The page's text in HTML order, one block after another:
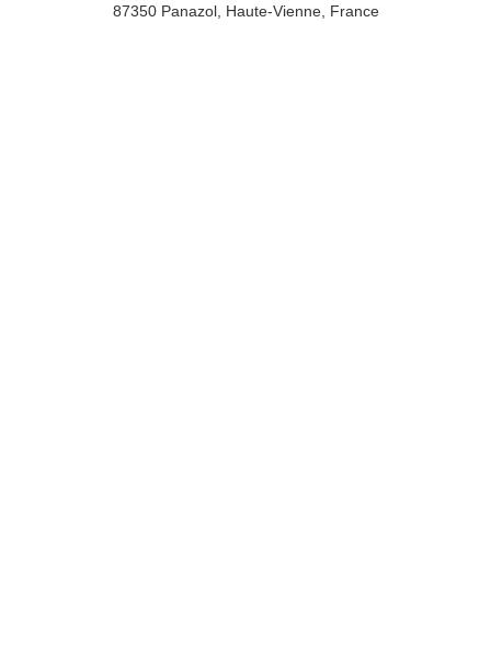
87350 Panazol, Haute-Vienne, France